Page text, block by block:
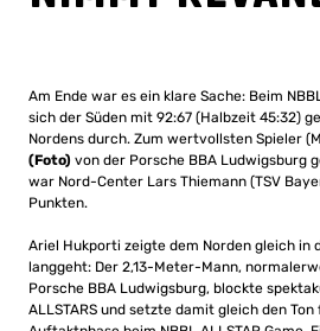
Am Ende war es ein klare Sache: Beim
sich der Süden mit 92:67 (Halbzeit 45:32)
Nordens durch. Zum wertvollsten Spieler
(Foto) von der Porsche BBA Ludwigsburg
war Nord-Center Lars Thiemann (TSV
Punkten.
Ariel Hukporti zeigte dem Norden gleich in
langgeht: Der 2,13-Meter-Mann,
Porsche BBA Ludwigsburg, blockte
ALLSTARS und setzte damit gleich den